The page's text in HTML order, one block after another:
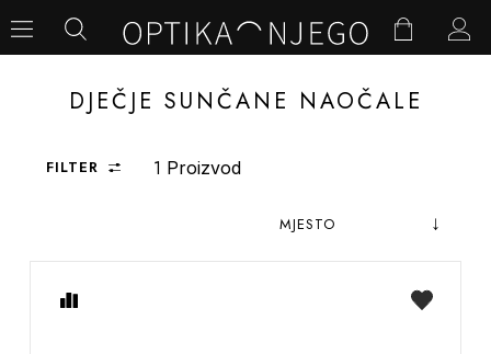
DJEČJE SUNČANE NAOČALE
FILTER 1 Proizvod
Sortiraj